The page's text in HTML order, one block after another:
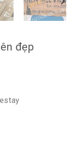
đẹp